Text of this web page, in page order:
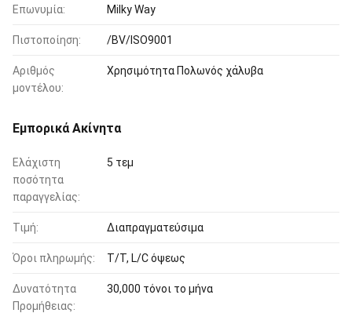
Επωνυμία: Milky Way
Πιστοποίηση: /BV/ISO9001
Αριθμός
μοντέλου:
Χρησιμότητα Πολωνός χάλυβα
Εμπορικά Ακίνητα
Ελάχιστη
ποσότητα
παραγγελίας:
5 τεμ
Τιμή: Διαπραγματεύσιμα
Όροι πληρωμής: T/T, L/C όψεως
Δυνατότητα
Προμήθειας:
30,000 τόνοι το μήνα